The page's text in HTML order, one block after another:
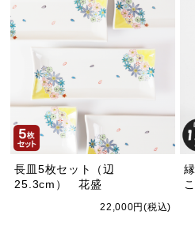
長皿5枚セット（辺
25.3cm） 花盛
22,000円(税込)